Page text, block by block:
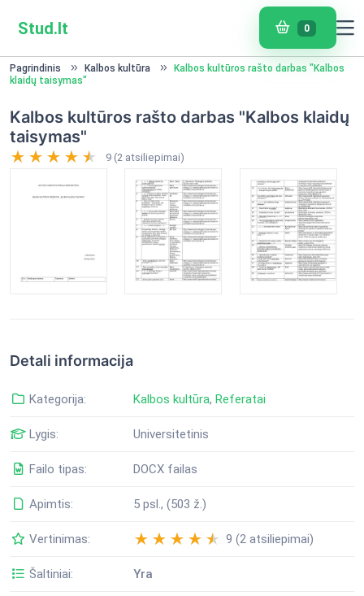
Stud.lt 0
Pagrindinis Kalbos kultūra
Kalbos kultūros rašto darbas "Kalbos
klaidų taisymas"
Kalbos kultūros rašto darbas "Kalbos klaidų
taisymas"
9 (2 atsiliepimai)
Detali informacija
Kategorija: Kalbos kultūra, Referatai
Lygis: Universitetinis
Failo tipas: DOCX failas
Apimtis: 5 psl., (503 ž.)
Vertinimas: 9 (2 atsiliepimai)
Šaltiniai: Yra